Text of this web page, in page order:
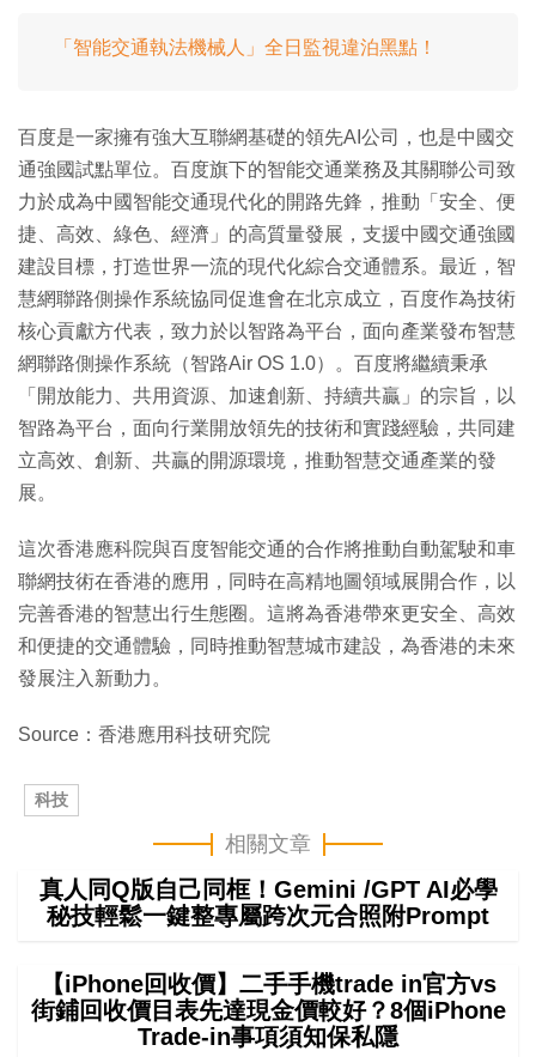
「智能交通執法機械人」全日監視違泊黑點！
百度是一家擁有強大互聯網基礎的領先AI公司，也是中國交
通強國試點單位。百度旗下的智能交通業務及其關聯公司致
力於成為中國智能交通現代化的開路先鋒，推動「安全、便
捷、高效、綠色、經濟」的高質量發展，支援中國交通強國
建設目標，打造世界一流的現代化綜合交通體系。最近，智
慧網聯路側操作系統協同促進會在北京成立，百度作為技術
核心貢獻方代表，致力於以智路為平台，面向產業發布智慧
網聯路側操作系統（智路Air OS 1.0）。百度將繼續秉承
「開放能力、共用資源、加速創新、持續共贏」的宗旨，以
智路為平台，面向行業開放領先的技術和實踐經驗，共同建
立高效、創新、共贏的開源環境，推動智慧交通產業的發
展。
這次香港應科院與百度智能交通的合作將推動自動駕駛和車
聯網技術在香港的應用，同時在高精地圖領域展開合作，以
完善香港的智慧出行生態圈。這將為香港帶來更安全、高效
和便捷的交通體驗，同時推動智慧城市建設，為香港的未來
發展注入新動力。
Source：香港應用科技研究院
科技
相關文章
真人同Q版自己同框！Gemini /GPT AI必學
秘技輕鬆一鍵整專屬跨次元合照附Prompt
【iPhone回收價】二手手機trade in官方vs
街鋪回收價目表先達現金價較好？8個iPhone
Trade-in事項須知保私隱